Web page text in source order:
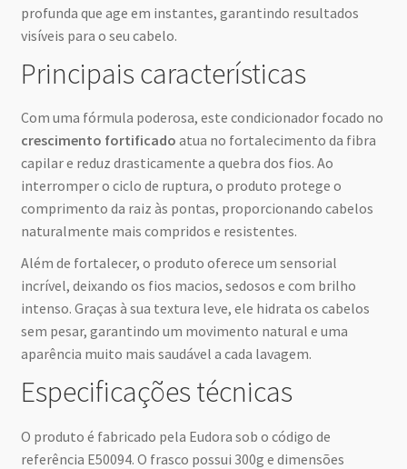
profunda que age em instantes, garantindo resultados
visíveis para o seu cabelo.
Principais características
Com uma fórmula poderosa, este condicionador focado no
crescimento fortificado atua no fortalecimento da fibra
capilar e reduz drasticamente a quebra dos fios. Ao
interromper o ciclo de ruptura, o produto protege o
comprimento da raiz às pontas, proporcionando cabelos
naturalmente mais compridos e resistentes.
Além de fortalecer, o produto oferece um sensorial
incrível, deixando os fios macios, sedosos e com brilho
intenso. Graças à sua textura leve, ele hidrata os cabelos
sem pesar, garantindo um movimento natural e uma
aparência muito mais saudável a cada lavagem.
Especificações técnicas
O produto é fabricado pela Eudora sob o código de
referência E50094. O frasco possui 300g e dimensões